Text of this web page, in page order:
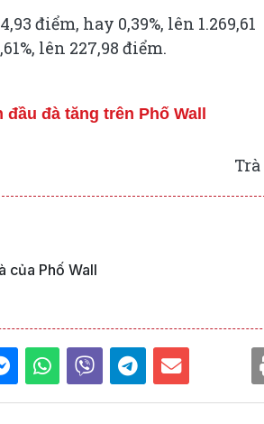
điểm, hay 0,39%, lên 1.269,61
lên 227,98 điểm.
đà tăng trên Phố Wall
của Phố Wall